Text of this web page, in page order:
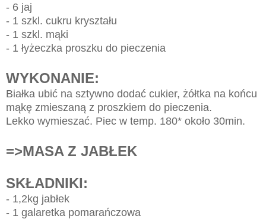
- 6 jaj
- 1 szkl. cukru kryształu
- 1 szkl. mąki
- 1 łyżeczka proszku do pieczenia
WYKONANIE:
Białka ubić na sztywno dodać cukier, żółtka na końcu
mąkę zmieszaną z proszkiem do pieczenia.
Lekko wymieszać. Piec w temp. 180* około 30min.
=>MASA Z JABŁEK
SKŁADNIKI:
- 1,2kg jabłek
- 1 galaretka pomarańczowa